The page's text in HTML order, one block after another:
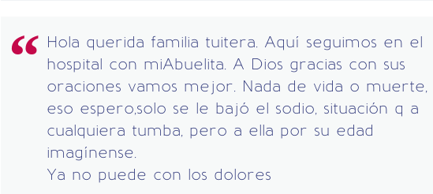
Hola querida familia tuitera. Aquí seguimos en el
hospital con miAbuelita. A Dios gracias con sus
oraciones vamos mejor. Nada de vida o muerte,
eso espero,solo se le bajó el sodio, situación q a
cualquiera tumba, pero a ella por su edad
imagínense.
Ya no puede con los dolores